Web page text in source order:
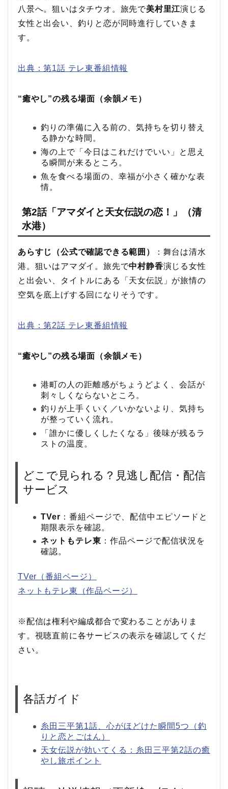
八景へ。狙いはタチウオ。旅先で美村里江演じる
女性と出会い、釣りと恋が同時進行していきま
す。
出典：第1話 テレ東番組情報
“癒やし”の残る場面（余韻メモ）
釣りの準備に入る前の、気持ちを切り替え
る静かな時間。
海の上で「今日はこれだけでいい」と思え
る瞬間が来るところ。
魚を食べる場面の、幸福が小さく確かな表
情。
第2話「アマダイと天女伝説の恋！」（清
水港）
あらすじ（公式で確認できる範囲）
：舞台は清水
港。狙いはアマダイ。旅先で中村静香演じる女性
と出会い、タイトルにある「天女伝説」が旅情の
空気を底上げする回になりそうです。
出典：第2話 テレ東番組情報
“癒やし”の残る場面（余韻メモ）
港町の人の距離感がちょうどよく、会話が
刺々しくならないところ。
釣りが上手くいく／いかないより、気持ち
が整っていく流れ。
「誰かに優しくしたくなる」後味が残るラ
ストの温度。
どこで見られる？見逃し配信・配信
サービス
TVer ：番組ページで、配信中エピソードと
期限表示を確認。
ネットもテレ東 ：作品ページで配信状況を
確認。
TVer（番組ページ）
ネットもテレ東（作品ページ）
※配信は権利や編成都合で変わることがありま
す。視聴直前に各サービスの表示を確認してくだ
さい。
各話ガイド
糸田三平第1話、心がほどけた瞬間5つ（釣
りと恋とごはん）
天女伝説が効いてくる：糸田三平第2話の癒
やし旅ポイント